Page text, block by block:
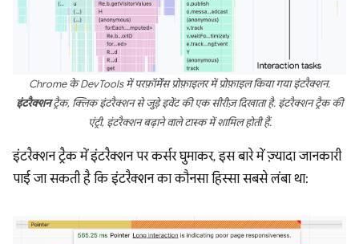
Chrome के DevTools में परफ़ॉर्मेंस प्रोफ़ाइलर में प्रोफ़ाइल किया गया इंटरैक्शन.
इंटरैक्शनट्रैक, क्लिक इंटरैक्शन से जुड़े इवेंट की एक सीरीज़ दिखाता है. इंटरैक्शन ट्रैक की
एंट्री, इंटरैक्शन बढ़ाने वाले टास्क में शामिल होती हैं.
इंटरैक्शन ट्रैक में इंटरैक्शन पर कर्सर घुमाकर, इस बारे में ज़्यादा जानकारी
पाई जा सकती है कि इंटरैक्शन का कौनसा हिस्सा सबसे लंबा था: